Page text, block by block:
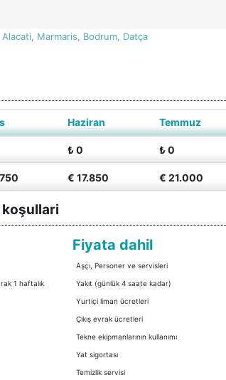
Alacati, Marmaris, Bodrum, Datça
Haziran Temmuz
₺ 0 ₺ 0
€ 17.850 € 21.000
koşullari
1 haftalık
Fiyata dahil
Aşçı, Personer ve servisleri
Yakıt (günlük 4 saate kadar)
Yurtiçi liman ücretleri
Çıkış evrak ücretleri
Tekne ekipmanlarının kullanımı
Yat sigortası
Temizlik servisi